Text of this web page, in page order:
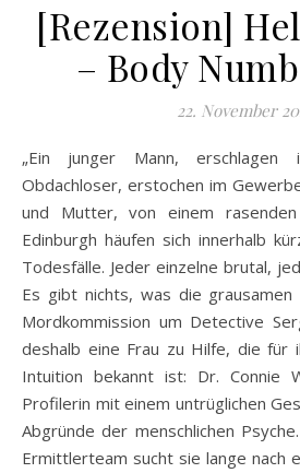
[Rezension]
– Body
22. November
„Ein junger Mann, erschlagen in einem Park. Ein
Obdachloser, erstochen im
und Mutter, von einem
Edinburgh häufen sich innerhalb
Todesfälle. Jeder einzelne brutal,
Es gibt nichts, was die
Mordkommission um Detective
deshalb eine Frau zu Hilfe, die für
Intuition bekannt ist: Dr. Connie
Profilerin mit einem untrüglichen
Abgründe der menschlichen
Ermittlerteam sucht sie lange nach